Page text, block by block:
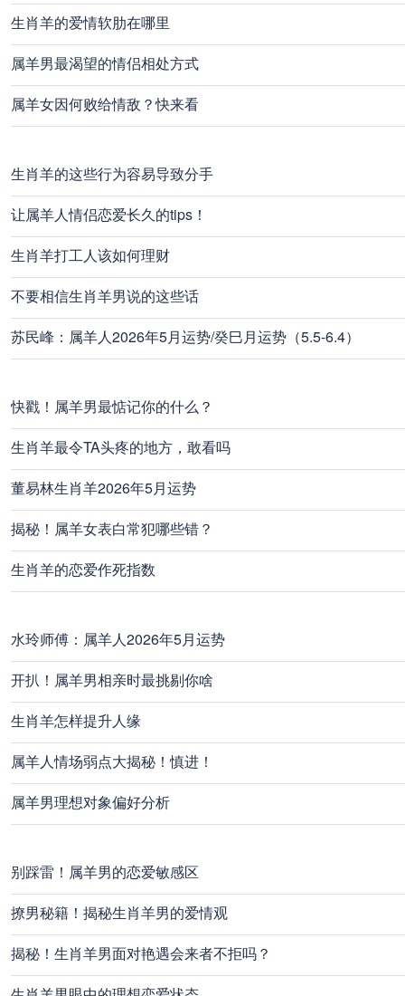
生肖羊的爱情软肋在哪里
属羊男最渴望的情侣相处方式
属羊女因何败给情敌？快来看
生肖羊的这些行为容易导致分手
让属羊人情侣恋爱长久的tips！
生肖羊打工人该如何理财
不要相信生肖羊男说的这些话
苏民峰：属羊人2026年5月运势/癸巳月运势（5.5-6.4）
快戳！属羊男最惦记你的什么？
生肖羊最令TA头疼的地方，敢看吗
董易林生肖羊2026年5月运势
揭秘！属羊女表白常犯哪些错？
生肖羊的恋爱作死指数
水玲师傅：属羊人2026年5月运势
开扒！属羊男相亲时最挑剔你啥
生肖羊怎样提升人缘
属羊人情场弱点大揭秘！慎进！
属羊男理想对象偏好分析
别踩雷！属羊男的恋爱敏感区
撩男秘籍！揭秘生肖羊男的爱情观
揭秘！生肖羊男面对艳遇会来者不拒吗？